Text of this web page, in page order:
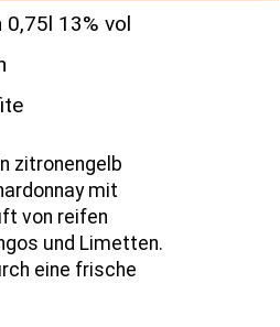
13% vol
zitronengelb
mit
von reifen
und Limetten.
eine frische